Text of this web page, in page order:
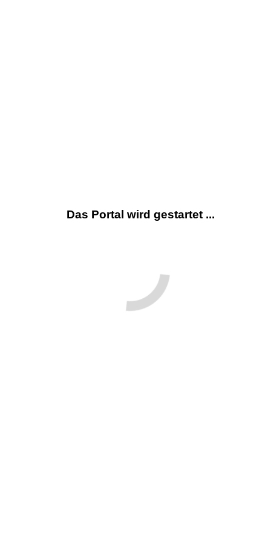
Das Portal wird gestartet ...